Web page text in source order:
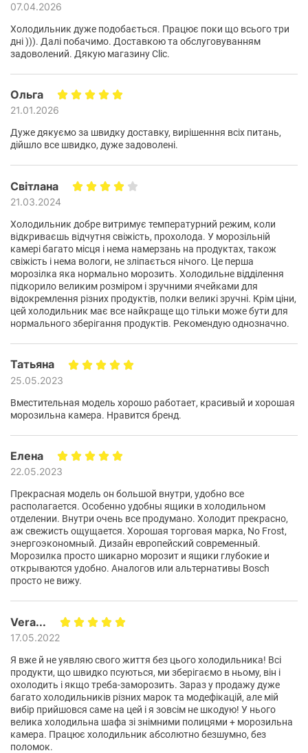
Технология
холодильника.
Эта инновационная система обеспечивает идеальную
защиту от образования льда внутри холодильной
морозильнойкамеры, что позволяет избежать
необходимости ручной разморозки.
Идеальные условия для
сохранения свежести
ТехнологияVitaFresh представляет собой передовое
решение, которое обеспечивает продуктам идеальные
условия для сохранения свежести и питательных
07.04.2026
Холодильник дуже подобається. Працює поки що всього три
дні ))). Далі побачимо. Доставкою та обслуговуванням
задоволений. Дякую магазину Clic.
Ольга
21.01.2026
Дуже дякуємо за швидку доставку, вирішенння всіх питань,
дійшло все швидко, дуже задоволені.
Світлана
21.03.2024
Холодильник добре витримує температурний режим, коли
відкриваєшь відчутня свіжість, прохолода. У морозільній
камері багато місця і нема намерзань на продуктах, також
свіжість і нема вологи, не зліпається нічого. Це перша
морозілка яка нормально морозить. Холодильне відділення
підкорило великим розміром і зручними ячейками для
відокремлення різних продуктів, полки великі зручні. Крім ціни,
цей холодильник має все найкраще що тільки може бути для
нормального зберігання продуктів. Рекомендую однозначно.
Татьяна
25.05.2023
Вместительная модель хорошо работает, красивый и хорошая
морозильна камера. Нравится бренд.
Елена
22.05.2023
Прекрасная модель он большой внутри, удобно все
располагается. Особенно удобны ящики в холодильном
отделении. Внутри очень все продумано. Холодит прекрасно,
аж свежисть ощущается. Хорошая торговая марка, No Frost,
энергоэкономный. Дизайн европейский современный.
Морозилка просто шикарно морозит и ящики глубокие и
открываются удобно. Аналогов или альтернативы Bosch
просто не вижу.
Vera...
17.05.2022
Я вже й не уявляю свого життя без цього холодильника! Всі
продукти, що швидко псуються, ми зберігаємо в ньому, він і
охолодить і якщо треба-заморозить. Зараз у продажу дуже
багато холодильників різних марок та модефікацій, але мій
вибір прийшовся саме на цей і я зовсім не шкодую! У нього
велика холодильна шафа зі знімними полицями + морозильна
камера. Працює холодильник абсолютно безшумно, без
поломок.